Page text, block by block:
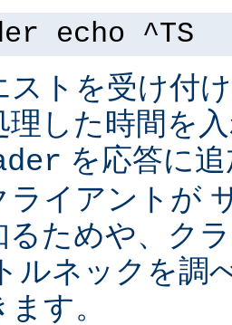
echo ^TS
ストを受け付
理した時間を
を応答に
ライアントが
るためや、ク
ルネックを調
す。